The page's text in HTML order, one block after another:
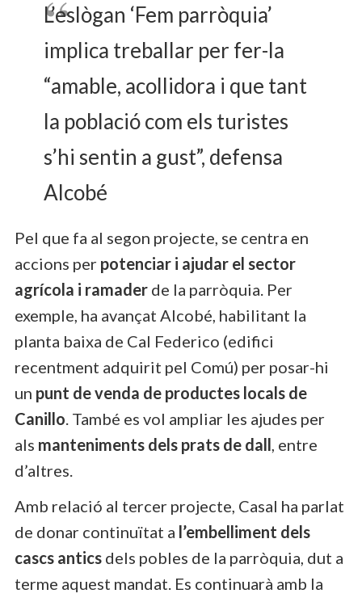
L’eslògan ‘Fem parròquia’
implica treballar per fer-la
“amable, acollidora i que tant
la població com els turistes
s’hi sentin a gust”, defensa
Alcobé
Pel que fa al segon projecte, se centra en
accions per potenciar i ajudar el sector
agrícola i ramader de la parròquia. Per
exemple, ha avançat Alcobé, habilitant la
planta baixa de Cal Federico (edifici
recentment adquirit pel Comú) per posar-hi
un punt de venda de productes locals de
Canillo. També es vol ampliar les ajudes per
als manteniments dels prats de dall, entre
d’altres.
Amb relació al tercer projecte, Casal ha parlat
de donar continuïtat a l’embelliment dels
cascs antics dels pobles de la parròquia, dut a
terme aquest mandat. Es continuarà amb la